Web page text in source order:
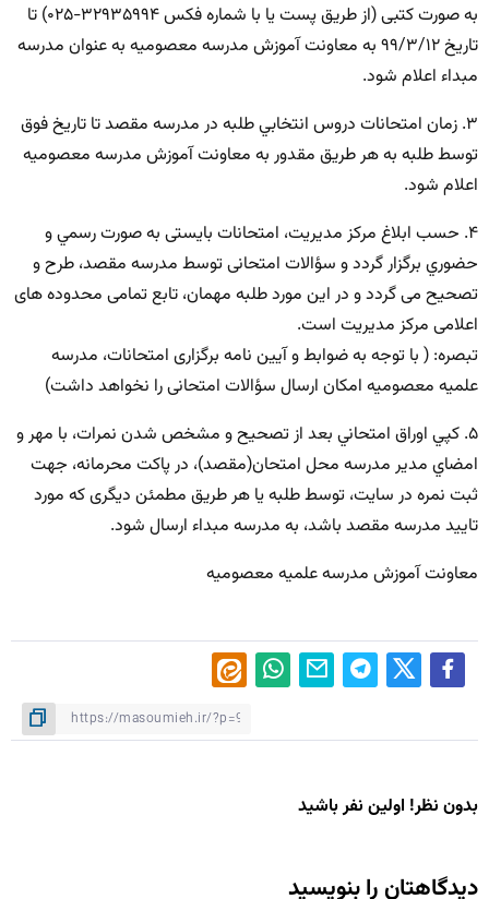
به صورت کتبی (از طریق پست يا با شماره فكس ۳۲۹۳۵۹۹۴-۰۲۵) تا
تاريخ ۹۹/۳/۱۲ به معاونت آموزش مدرسه معصوميه به عنوان مدرسه
مبداء اعلام شود.
۳. زمان امتحانات دروس انتخابي طلبه در مدرسه مقصد تا تاريخ فوق
توسط طلبه به هر طریق مقدور به معاونت آموزش مدرسه معصوميه
اعلام شود.
۴. حسب ابلاغ مرکز مدیریت، امتحانات بایستی به صورت رسمي و
حضوري برگزار گردد و سؤالات امتحانی توسط مدرسه مقصد، طرح و
تصحیح می گردد و در این مورد طلبه مهمان، تابع تمامی محدوده های
اعلامی مرکز مدیریت است.
تبصره: ( با توجه به ضوابط و آیین نامه برگزاری امتحانات، مدرسه
علمیه معصومیه امکان ارسال سؤالات امتحانی را نخواهد داشت)
۵. كپي اوراق امتحاني بعد از تصحیح و مشخص شدن نمرات، با مهر و
امضاي مدير مدرسه محل امتحان(مقصد)، در پاكت محرمانه،‌ جهت
ثبت نمره در سایت، توسط طلبه یا هر طریق مطمئن دیگری که مورد
تایید مدرسه مقصد باشد، به مدرسه مبداء ارسال شود.
معاونت آموزش مدرسه علمیه معصومیه
بدون نظر! اولین نفر باشید
دیدگاهتان را بنویسید